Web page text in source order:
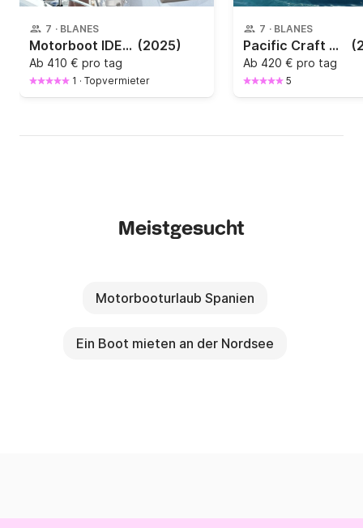
7 · BLANES
Motorboot IDEA MARINE Idea Marine 58 115PS (2025)
Ab 410 € pro tag
1 · Topvermieter
7 · BLANES
Pacific Craft 625 Open
Ab 420 € pro tag
5
Meistgesucht
Motorbooturlaub Spanien
Ein Boot mieten an der Nordsee